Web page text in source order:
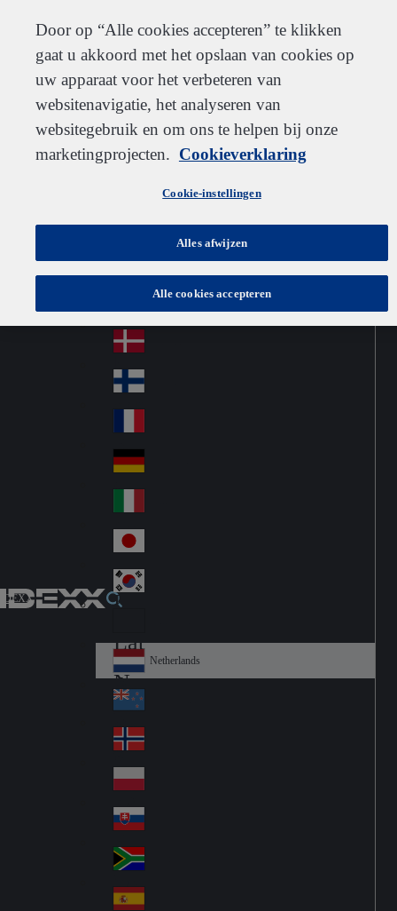
Go to home
Jump to navigation
Jump to content
Klantenservice Inschrijven Werken bij IDEXX Leveranciers
IDEXX
Netherlands
Au
str
ali
Australia
Au
azi
na
Canada
Ch
中国大陆
Cz
ec
h
Česko
De
nm
ark
Fin
d
Fra
nc
e
Ge
an
y
Ital
y
Jap
an
Ko
Lat
in
A
me
ric
a
Ne
the
rla
nd
s
Netherlands
Ne
w
Ze
ala
nd
No
rw
ay
Pol
an
d
Slo
va
kia
So
uth
Door op “Alle cookies accepteren” te klikken
gaat u akkoord met het opslaan van cookies op
uw apparaat voor het verbeteren van
websitenavigatie, het analyseren van
websitegebruik en om ons te helpen bij onze
marketingprojecten. Cookieverklaring
Cookie-instellingen
Alles afwijzen
Alle cookies accepteren